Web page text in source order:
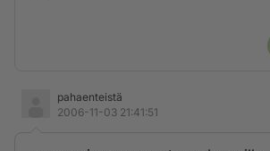
pahaenteistä
2006-11-03 21:41:51